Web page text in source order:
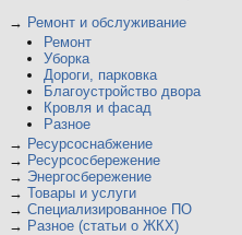
→ Ремонт и обслуживание
Ремонт
Уборка
Дороги, парковка
Благоустройство двора
Кровля и фасад
Разное
→ Ресурсоснабжение
→ Ресурсосбережение
→ Энергосбережение
→ Товары и услуги
→ Специализированное ПО
→ Разное (статьи о ЖКХ)